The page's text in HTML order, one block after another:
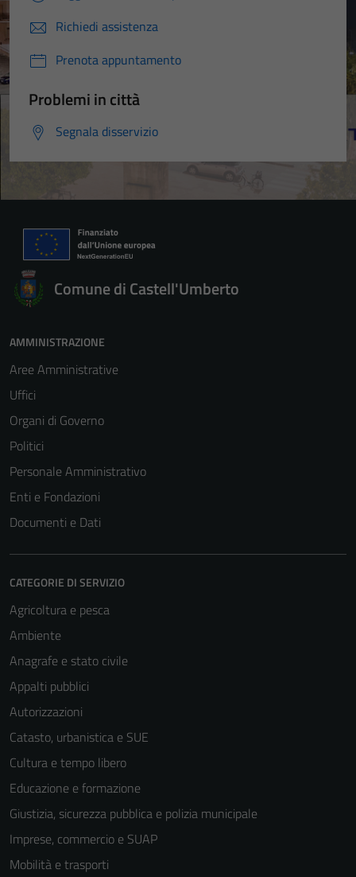
Richiedi assistenza
Prenota appuntamento
Problemi in città
Segnala disservizio
Comune di Castell'Umberto
AMMINISTRAZIONE
Aree Amministrative
Uffici
Organi di Governo
Politici
Personale Amministrativo
Enti e Fondazioni
Documenti e Dati
CATEGORIE DI SERVIZIO
Agricoltura e pesca
Ambiente
Anagrafe e stato civile
Appalti pubblici
Autorizzazioni
Catasto, urbanistica e SUE
Cultura e tempo libero
Educazione e formazione
Giustizia, sicurezza pubblica e polizia municipale
Imprese, commercio e SUAP
Mobilità e trasporti
sono necessari